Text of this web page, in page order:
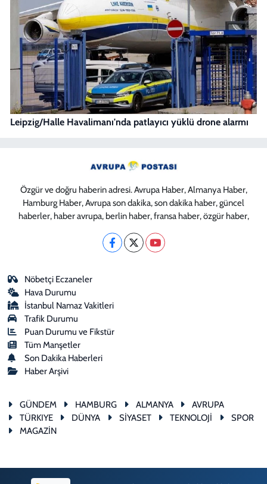
Leipzig/Halle Havalimanı'nda patlayıcı yüklü drone alarmı
Özgür ve doğru haberin adresi. Avrupa Haber, Almanya Haber,
Hamburg Haber, Avrupa son dakika, son dakika haber, güncel
haberler, haber avrupa, berlin haber, fransa haber, özgür haber,
Nöbetçi Eczaneler
Hava Durumu
İstanbul Namaz Vakitleri
Trafik Durumu
Puan Durumu ve Fikstür
Tüm Manşetler
Son Dakika Haberleri
Haber Arşivi
GÜNDEM HAMBURG ALMANYA
AVRUPA
TÜRKIYE
DÜNYA SİYASET TEKNOLOJİ
SPOR
MAGAZİN